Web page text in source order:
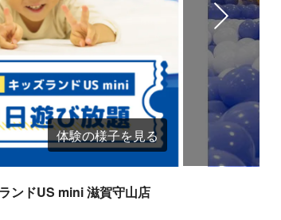
体験の様子を見る
ンドUS mini 滋賀守山店